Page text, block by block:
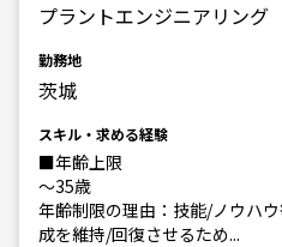
プラントエンジニアリング
勤務地
茨城
スキル・求める経験
■年齢上限
～35歳
年齢制限の理由：技能/ノウハ
成を維持/回復させるため...